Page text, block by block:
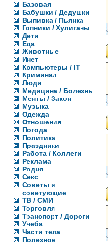
Базовая
Бабушки / Дедушки
Выпивка / Пьянка
Гопники / Хулиганы
Дети
Еда
Животные
Инет
Компьютеры / IT
Криминал
Люди
Медицина / Болезнь
Менты / Закон
Музыка
Одежда
Отношения
Погода
Политика
Праздники
Работа / Коллеги
Реклама
Родня
Секс
Советы и
советующие
ТВ / СМИ
Торговля
Транспорт / Дороги
Учеба
Части тела
Полезное